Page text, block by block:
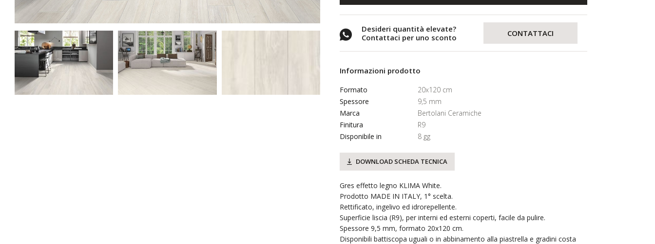
Desideri quantità elevate?
Contattaci per uno sconto
CONTATTACI
Informazioni prodotto
Formato
20x120 cm
Spessore
9,5 mm
Marca
Bertolani Ceramiche
Finitura
R9
Disponibile in
8 gg
DOWNLOAD SCHEDA TECNICA
Gres effetto legno KLIMA White.
Prodotto MADE IN ITALY, 1° scelta.
Rettificato, ingelivo ed idrorepellente.
Superficie liscia (R9), per interni ed esterni coperti, facile da pulire.
Spessore 9,5 mm, formato 20x120 cm.
Disponibili battiscopa uguali o in abbinamento alla piastrella e gradini costa